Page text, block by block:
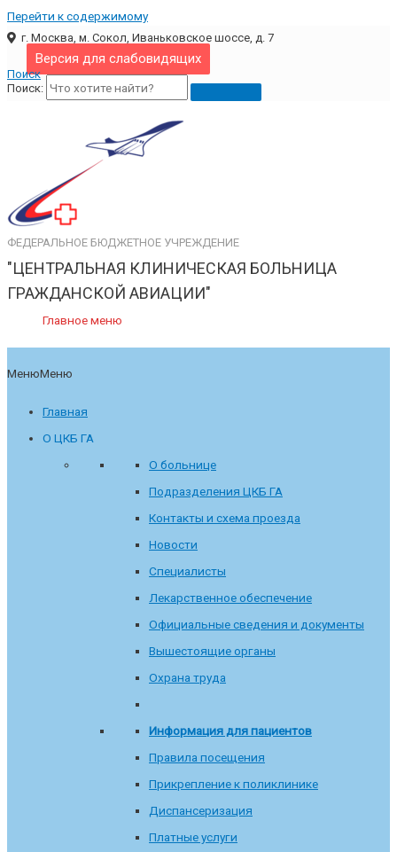
Перейти к содержимому
г. Москва, м. Сокол, Иваньковское шоссе, д. 7
Версия для слабовидящих
Поиск
Поиск:
ФЕДЕРАЛЬНОЕ БЮДЖЕТНОЕ УЧРЕЖДЕНИЕ
"ЦЕНТРАЛЬНАЯ КЛИНИЧЕСКАЯ БОЛЬНИЦА
ГРАЖДАНСКОЙ АВИАЦИИ"
Главное меню
МенюМеню
Главная
О ЦКБ ГА
О больнице
Подразделения ЦКБ ГА
Контакты и схема проезда
Новости
Специалисты
Лекарственное обеспечение
Официальные сведения и документы
Вышестоящие органы
Охрана труда
Информация для пациентов
Правила посещения
Прикрепление к поликлинике
Диспансеризация
Платные услуги